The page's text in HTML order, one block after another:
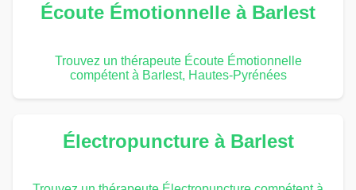
Écoute Émotionnelle à Barlest
Trouvez un thérapeute Écoute Émotionnelle
compétent à Barlest, Hautes-Pyrénées
Électropuncture à Barlest